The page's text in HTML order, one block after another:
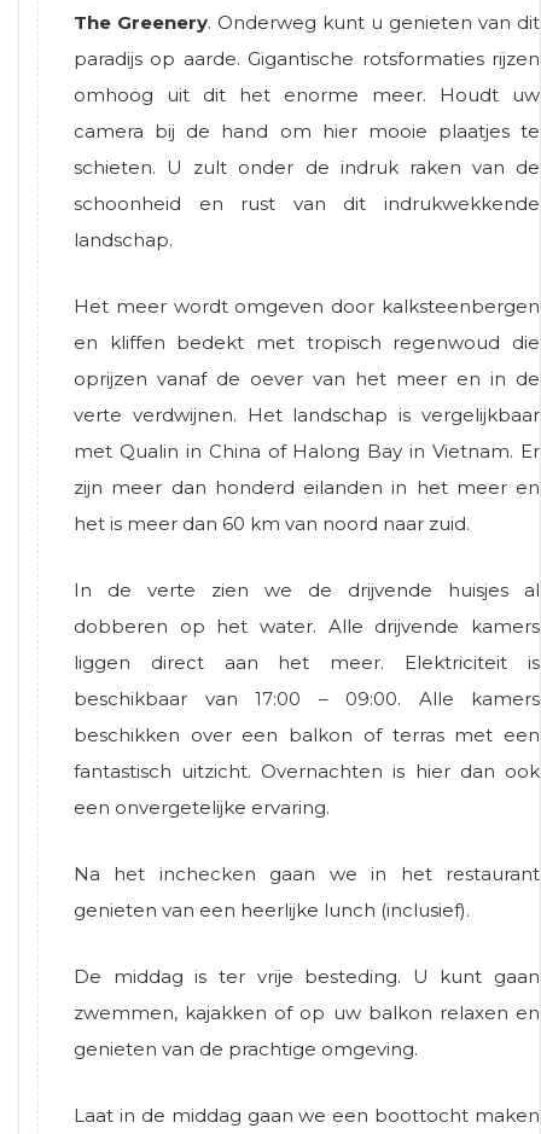
The Greenery. Onderweg kunt u genieten van dit
paradijs op aarde. Gigantische rotsformaties rijzen
omhoog uit dit het enorme meer. Houdt uw
camera bij de hand om hier mooie plaatjes te
schieten. U zult onder de indruk raken van de
schoonheid en rust van dit indrukwekkende
landschap.
Het meer wordt omgeven door kalksteenbergen
en kliffen bedekt met tropisch regenwoud die
oprijzen vanaf de oever van het meer en in de
verte verdwijnen. Het landschap is vergelijkbaar
met Qualin in China of Halong Bay in Vietnam. Er
zijn meer dan honderd eilanden in het meer en
het is meer dan 60 km van noord naar zuid.
In de verte zien we de drijvende huisjes al
dobberen op het water. Alle drijvende kamers
liggen direct aan het meer. Elektriciteit is
beschikbaar van 17:00 – 09:00. Alle kamers
beschikken over een balkon of terras met een
fantastisch uitzicht. Overnachten is hier dan ook
een onvergetelijke ervaring.
Na het inchecken gaan we in het restaurant
genieten van een heerlijke lunch (inclusief).
De middag is ter vrije besteding. U kunt gaan
zwemmen, kajakken of op uw balkon relaxen en
genieten van de prachtige omgeving.
Laat in de middag gaan we een boottocht maken